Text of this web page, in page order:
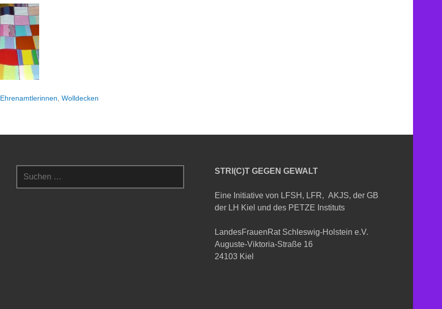
Ehrenamtlerinnen Wolldecken
STRI(C)T GEGEN GEWALT
Eine Initiative von LFSH, LFR, AKJS, der GB
der LH Kiel und des PETZE Instituts
LandesFrauenRat Schleswig-Holstein e.V.
Auguste-Viktoria-Straße 16
24103 Kiel